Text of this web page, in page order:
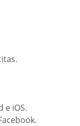
e iOS.